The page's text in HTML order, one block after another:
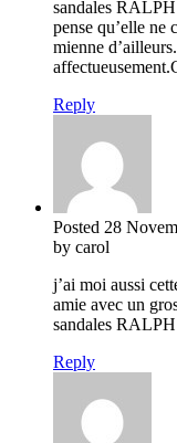
sandales
pense qu’elle ne
mienne
Reply
Posted 28
by carol
j’ai moi aussi
amie avec un
sandales
Reply